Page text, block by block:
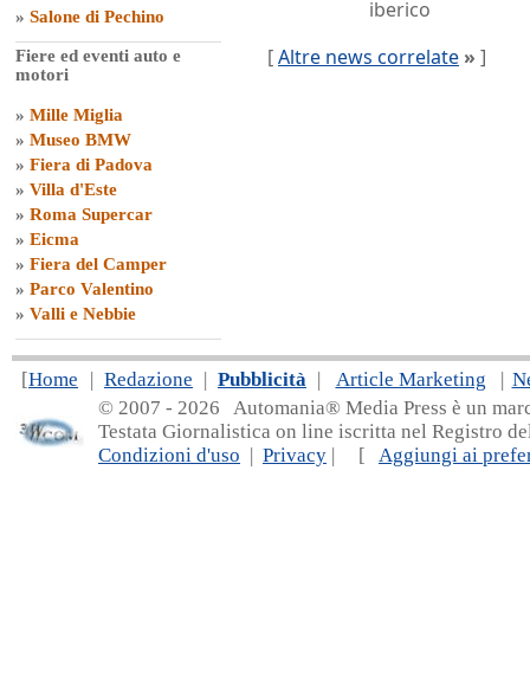
» Salone di Pechino
Fiere ed eventi auto e
motori
» Mille Miglia
» Museo BMW
» Fiera di Padova
» Villa d'Este
» Roma Supercar
» Eicma
» Fiera del Camper
» Parco Valentino
» Valli e Nebbie
iberico
[Altre news correlate » ]
[Home | Redazione | Pubblicità | Article Marketing |
© 2007 - 2026 Automania® Media Press è un
Testata Giornalistica on line iscritta nel Registro
Condizioni d'uso | Privacy | [ Aggiungi ai